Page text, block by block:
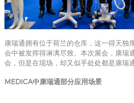
康瑞通拥有位于荷兰的仓库，这一得天独
会中被发挥得淋漓尽致。本次展会，康瑞
会，但是在现场，却又似乎处处都是康瑞
MEDICA中康瑞通部分应用场景